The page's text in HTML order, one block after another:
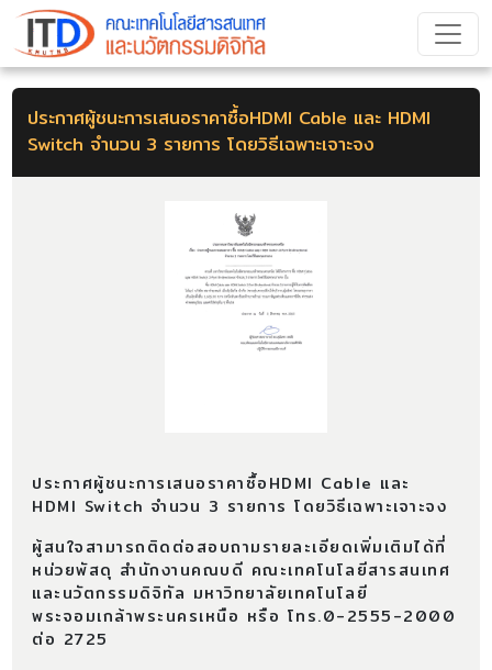
ประกาศผู้ชนะการเสนอราคาซื้อHDMI Cable และ HDMI
Switch จำนวน 3 รายการ โดยวิธีเฉพาะเจาะจง
ประกาศผู้ชนะการเสนอราคาซื้อHDMI Cable และ
HDMI Switch จำนวน 3 รายการ โดยวิธีเฉพาะเจาะจง
ผู้สนใจสามารถติดต่อสอบถามรายละเอียดเพิ่มเติมได้ที่
หน่วยพัสดุ สำนักงานคณบดี คณะเทคโนโลยีสารสนเทศ
และนวัตกรรมดิจิทัล มหาวิทยาลัยเทคโนโลยี
พระจอมเกล้าพระนครเหนือ หรือ โทร.0-2555-2000
ต่อ 2725